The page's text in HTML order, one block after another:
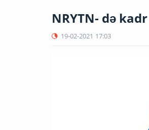
NRYTN- də
19-02-2021 17:03